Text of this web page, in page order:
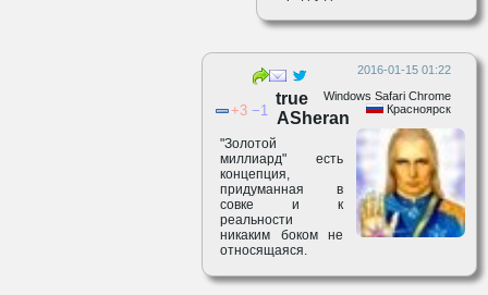
2016-01-15 01:22
Windows Safari Chrome
Красноярск
3 1
true
ASheran
"Золотой
миллиард" есть
концепция,
придуманная в
совке и к
реальности
никаким боком не
относящаяся.